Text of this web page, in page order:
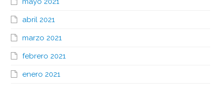
abril 2021
marzo 2021
febrero 2021
enero 2021